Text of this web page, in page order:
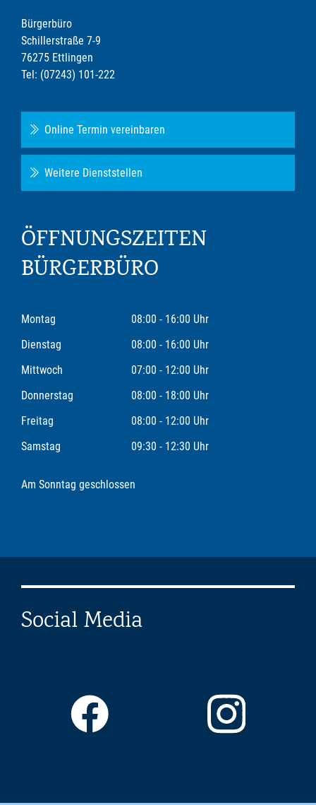
Bürgerbüro
Schillerstraße 7-9
76275 Ettlingen
Tel: (07243) 101-222
Online Termin vereinbaren
Weitere Dienststellen
ÖFFNUNGSZEITEN
BÜRGERBÜRO
Montag
08:00 - 16:00 Uhr
Dienstag
08:00 - 16:00 Uhr
Mittwoch
07:00 - 12:00 Uhr
Donnerstag
08:00 - 18:00 Uhr
Freitag
08:00 - 12:00 Uhr
Samstag
09:30 - 12:30 Uhr
Am Sonntag geschlossen
Social Media